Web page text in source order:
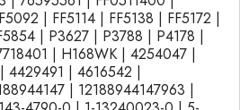
| FF5114 | FF5138 | FF5172 |
| P3627 | P3788 | P4178 |
| H168WK | 4254047 |
| 4616542 |
| 12188944147963 |